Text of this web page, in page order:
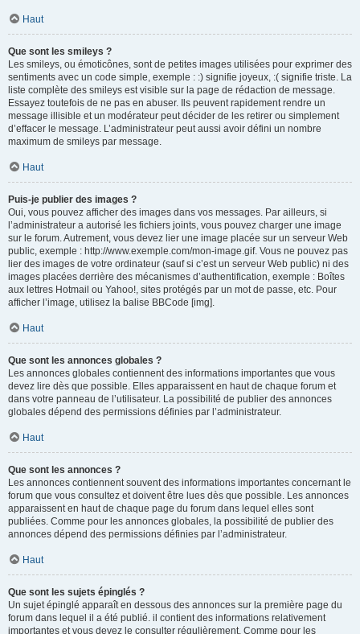
Haut
Que sont les smileys ?
Les smileys, ou émoticônes, sont de petites images utilisées pour exprimer des
sentiments avec un code simple, exemple : :) signifie joyeux, :( signifie triste. La
liste complète des smileys est visible sur la page de rédaction de message.
Essayez toutefois de ne pas en abuser. Ils peuvent rapidement rendre un
message illisible et un modérateur peut décider de les retirer ou simplement
d’effacer le message. L’administrateur peut aussi avoir défini un nombre
maximum de smileys par message.
Haut
Puis-je publier des images ?
Oui, vous pouvez afficher des images dans vos messages. Par ailleurs, si
l’administrateur a autorisé les fichiers joints, vous pouvez charger une image
sur le forum. Autrement, vous devez lier une image placée sur un serveur Web
public, exemple : http://www.exemple.com/mon-image.gif. Vous ne pouvez pas
lier des images de votre ordinateur (sauf si c’est un serveur Web public) ni des
images placées derrière des mécanismes d’authentification, exemple : Boîtes
aux lettres Hotmail ou Yahoo!, sites protégés par un mot de passe, etc. Pour
afficher l’image, utilisez la balise BBCode [img].
Haut
Que sont les annonces globales ?
Les annonces globales contiennent des informations importantes que vous
devez lire dès que possible. Elles apparaissent en haut de chaque forum et
dans votre panneau de l’utilisateur. La possibilité de publier des annonces
globales dépend des permissions définies par l’administrateur.
Haut
Que sont les annonces ?
Les annonces contiennent souvent des informations importantes concernant le
forum que vous consultez et doivent être lues dès que possible. Les annonces
apparaissent en haut de chaque page du forum dans lequel elles sont
publiées. Comme pour les annonces globales, la possibilité de publier des
annonces dépend des permissions définies par l’administrateur.
Haut
Que sont les sujets épinglés ?
Un sujet épinglé apparaît en dessous des annonces sur la première page du
forum dans lequel il a été publié. il contient des informations relativement
importantes et vous devez le consulter régulièrement. Comme pour les